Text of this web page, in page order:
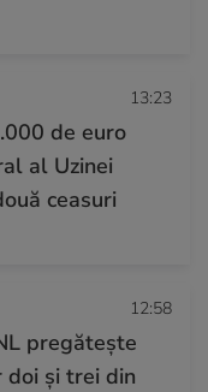
13:23
de euro
al Uzinei
ceasuri
12:58
pregătește
și trei din